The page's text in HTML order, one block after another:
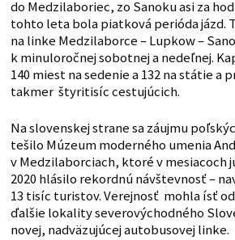
do Medzilaboriec, zo Sanoku asi za
tohto leta bola piatková perióda jázd.
na linke Medzilaborce – Lupkow –
k minuloročnej sobotnej a nedeľnej.
140 miest na sedenie a 132 na státie a
takmer štyritisíc cestujúcich.
Na slovenskej strane sa záujmu
tešilo Múzeum moderného umenia
v Medzilaborciach, ktoré v mesiacoch
2020 hlásilo rekordnú návštevnosť –
13 tisíc turistov. Verejnosť mohla ísť
ďalšie lokality severovýchodného
novej, nadväzujúcej autobusovej linke.